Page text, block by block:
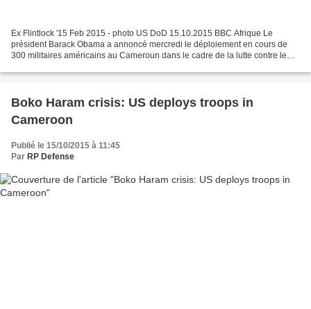
Ex ‎Flintlock‬ '15 Feb 2015 - photo US DoD 15.10.2015 BBC Afrique Le
président Barack Obama a annoncé mercredi le déploiement en cours de
300 militaires américains au Cameroun dans le cadre de la lutte contre le
Boko Haram crisis: US deploys troops in
Cameroon
Publié le 15/10/2015 à 11:45
Par RP Defense